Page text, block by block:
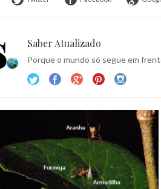
Saber Atualizado
Porque o mundo só segue em